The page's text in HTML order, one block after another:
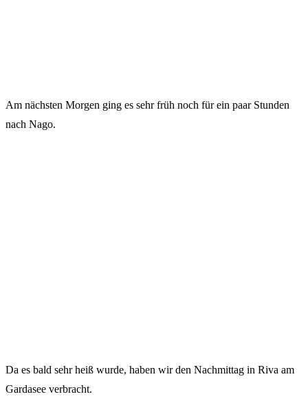
Am nächsten Morgen ging es sehr früh noch für ein paar Stunden
nach Nago.
Da es bald sehr heiß wurde, haben wir den Nachmittag in Riva am
Gardasee verbracht.